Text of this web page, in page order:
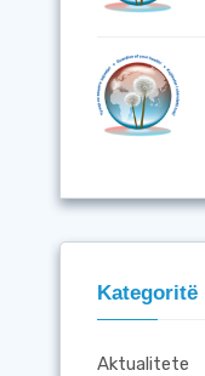
Kategoritë
Aktualitete